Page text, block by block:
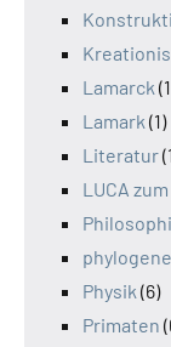
Lamarck
Lamark (1)
Literatur
LUCA
Physik (6)
Primaten